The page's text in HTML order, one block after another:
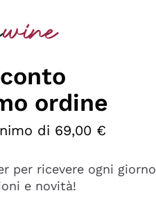
ordine
di 69,00 €
per ricevere ogni giorno
e novità!